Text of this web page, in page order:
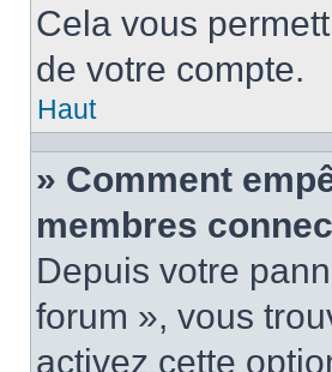
Cela vous
de votre compte.
Haut
» Comment
membres
Depuis votre
forum », vous
activez cette